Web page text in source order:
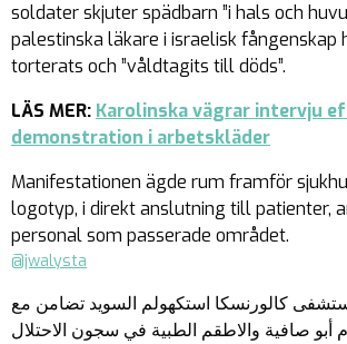
soldater skjuter spädbarn ”i hals och
palestinska läkare i israelisk fångenskap
torterats och ”våldtagits till döds”.
LÄS MER: Karolinska vägrar intervju
demonstration i arbetskläder
Manifestationen ägde rum framför
logotyp, i direkt anslutning till patienter,
personal som passerade området.
@jwalysta
كالورنسكا استكهولم السويد تضامن مع
أبو صافية والاطقم الطبية في سجون الاحتلال